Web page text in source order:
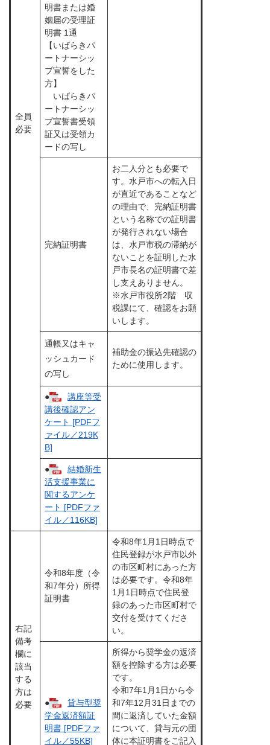
全員
必要
明書または婚
姻届の受理証
明書 1通
【いばらきパ
ートナーシッ
プ宣誓をした
方】
いばらきパ
ートナーシッ
プ宣誓書受領
証又は受領カ
ードの写し
完納証明書
お二人分とも必要で
す。水戸市への転入日
が直近であることなど
の理由で、完納証明書
という名称での証明書
が発行されない場合
は、水戸市税の滞納が
ないことを証明した水
戸市長名の証明書で差
し支えありません。
※水戸市役所2階 収
税課にて、確認をお願
いします。
通帳又はキャ
ッシュカード
の写し
補助金の振込先確認の
ために使用します。
●
講座等受
講後確認アン
ケート [PDFフ
ァイル／219K
B]
●
結婚新生
活支援事業に
関するアンケ
ート [PDFファ
イル／116KB]
右記
備考
欄に
該当
する
方は
必要
令和8年度（令
和7年分）所得
証明書
令和8年1月1日時点で
住民登録が水戸市以外
の市区町村にあった方
は必要です。令和8年
1月1日時点で住民登
録のあった市区町村で
交付を受けてくださ
い。
●
貸与型奨
学金返済額証
明書 [PDFファ
イル／55KB]
所得から奨学金の返済
額を控除する方は必要
です。
令和7年1月1日から令
和7年12月31日までの
間に返済していた金額
について、貸与元の団
体に本証明書をご記入